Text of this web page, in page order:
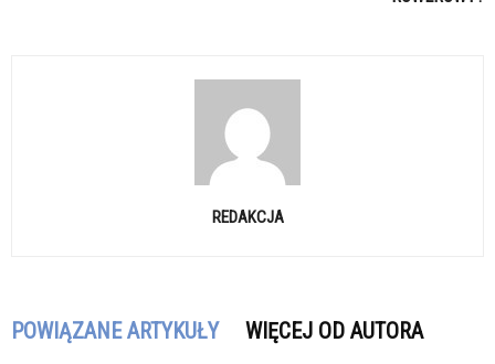
REDAKCJA
POWIĄZANE ARTYKUŁY WIĘCEJ OD AUTORA